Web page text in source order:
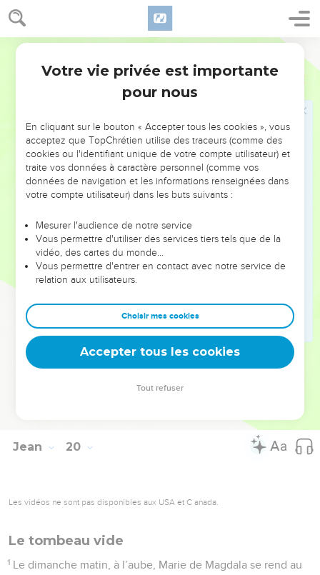
Jean 19
Jésus est mis dans un tombeau
38 Après ces événements, Joseph d’Arimathée alla
demander à Pilate la permission d’enlever le corps de Jésus.
Il était aussi disciple du Seigneur, mais s’en cachait par peur
des autorités religieuses. Pilate y consentit. Joseph alla donc
Nicodème survint également. C’était lui qui, au
commencement, était allé trouver Jésus de nuit. Il apportait
environ trente kilos d’un mélange de myrrhe et d’aloès.
Tous deux prirent donc le corps de Jésus et
l’enveloppèrent de bandes de lin en les saupoudrant
d’aromates, comme il est d’usage chez les Juifs d’ensevelir
les morts.
Non loin de l’endroit où Jésus avait été crucifié, il y avait
un jardin dans lequel se trouvait un tombeau neuf où
C’est donc là, dans cette tombe toute proche, qu’ils
déposèrent le corps de Jésus, en toute hâte parce que
c’était le vendredi soir, c’est-à-dire, pour les Juifs, le jour de
la préparation du sabbat.
Jean 20
Les vidéos ne sont pas disponibles aux USA et C anada.
Le tombeau vide
1 Le dimanche matin, à l’aube, Marie de Magdala se rend au
Votre vie privée est importante
pour nous
En cliquant sur le bouton « Accepter tous les cookies », vous
acceptez que TopChrétien utilise des traceurs (comme des
cookies ou l'identifiant unique de votre compte utilisateur) et
traite vos données à caractère personnel (comme vos
données de navigation et les informations renseignées dans
votre compte utilisateur) dans les buts suivants :
Mesurer l'audience de notre service
Vous permettre d'utiliser des services tiers tels que de la
vidéo, des cartes du monde…
Vous permettre d'entrer en contact avec notre service de
relation aux utilisateurs.
Choisir mes cookies
Accepter tous les cookies
Tout refuser